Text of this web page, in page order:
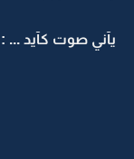
يآني صوت كآيد ... :